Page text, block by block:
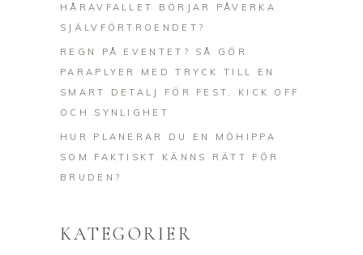
HÅRAVFALLET BÖRJAR PÅVERKA
SJÄLVFÖRTROENDET?
REGN PÅ EVENTET? SÅ GÖR
PARAPLYER MED TRYCK TILL EN
SMART DETALJ FÖR FEST, KICK OFF
OCH SYNLIGHET
HUR PLANERAR DU EN MÖHIPPA
SOM FAKTISKT KÄNNS RÄTT FÖR
BRUDEN?
KATEGORIER